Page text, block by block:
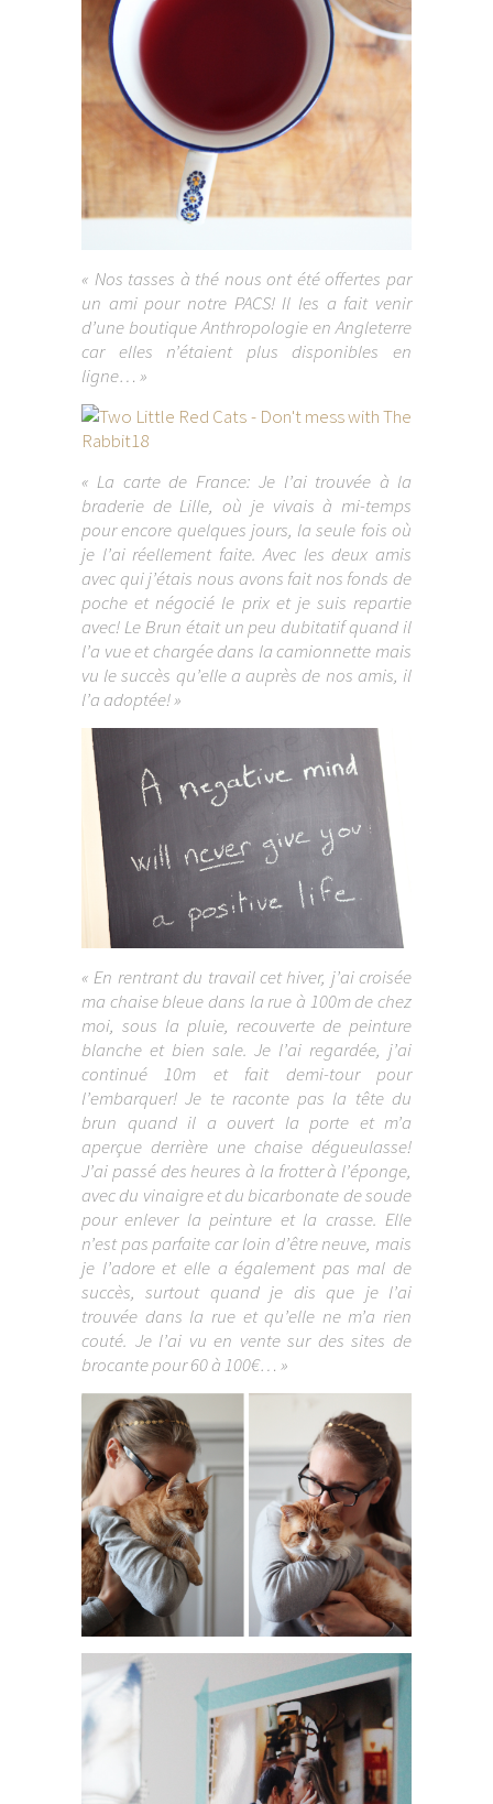
« Nos tasses à thé nous ont été offertes par
un ami pour notre PACS! Il les a fait venir
d’une boutique Anthropologie en Angleterre
car elles n’étaient plus disponibles en
ligne… »
« La carte de France: Je l’ai trouvée à la
braderie de Lille, où je vivais à mi-temps
pour encore quelques jours, la seule fois où
je l’ai réellement faite. Avec les deux amis
avec qui j’étais nous avons fait nos fonds de
poche et négocié le prix et je suis repartie
avec! Le Brun était un peu dubitatif quand il
l’a vue et chargée dans la camionnette mais
vu le succès qu’elle a auprès de nos amis, il
l’a adoptée! »
« En rentrant du travail cet hiver, j’ai croisée
ma chaise bleue dans la rue à 100m de chez
moi, sous la pluie, recouverte de peinture
blanche et bien sale. Je l’ai regardée, j’ai
continué 10m et fait demi-tour pour
l’embarquer! Je te raconte pas la tête du
brun quand il a ouvert la porte et m’a
aperçue derrière une chaise dégueulasse!
J’ai passé des heures à la frotter à l’éponge,
avec du vinaigre et du bicarbonate de soude
pour enlever la peinture et la crasse. Elle
n’est pas parfaite car loin d’être neuve, mais
je l’adore et elle a également pas mal de
succès, surtout quand je dis que je l’ai
trouvée dans la rue et qu’elle ne m’a rien
couté. Je l’ai vu en vente sur des sites de
brocante pour 60 à 100€… »